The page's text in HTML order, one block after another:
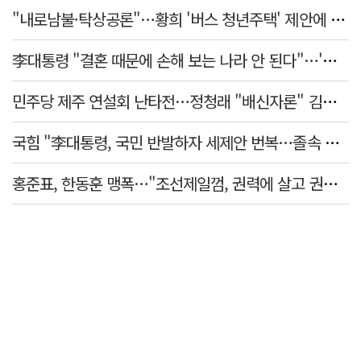
"내로남불·탁상공론"…황희 '버스 청년주택' 제안에 與 내부서도 쓴소리
李대통령 "결혼 때문에 손해 보는 나라 안 된다"…'결혼 페널티' 22개 손본다
민주당 제주 연설회 난타전…정청래 "배신자론" 김민석 "관리 무능"
국힘 "李대통령, 국민 반발하자 세제안 번복…졸속 국정 즉각 중단"
홍준표, 한동훈 맹폭…"조선제일껌, 권력에 살고 권력에 죽었다"